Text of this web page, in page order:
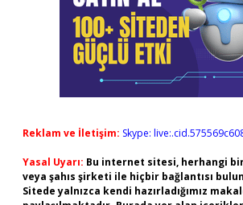
Reklam ve İletişim: Skype:
Yasal Uyarı: Bu internet sitesi, herhangi
veya şahıs şirketi ile hiçbir bağlantısı
Sitede yalnızca kendi hazırladığımız